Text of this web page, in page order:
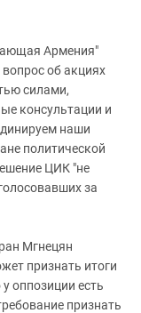
Армения"
об акциях
силами,
консультации и
наши
политической
ЦИК "не
за
Мгнецян
признать итоги
оппозиции есть
признать